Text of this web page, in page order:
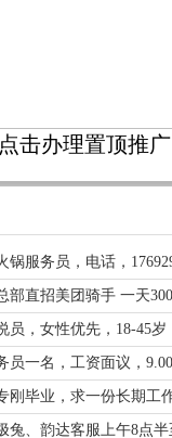
点击办理置顶推广